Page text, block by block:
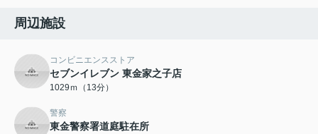
周辺施設
コンビニエンスストア
セブンイレブン 東金家之子店
1029ｍ（13分）
警察
東金警察署道庭駐在所